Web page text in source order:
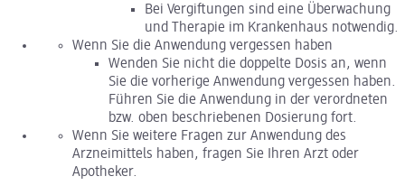
Bei Vergiftungen sind eine Überwachung
und Therapie im Krankenhaus notwendig.
Wenn Sie die Anwendung vergessen haben
Wenden Sie nicht die doppelte Dosis an, wenn
Sie die vorherige Anwendung vergessen haben.
Führen Sie die Anwendung in der verordneten
bzw. oben beschriebenen Dosierung fort.
Wenn Sie weitere Fragen zur Anwendung des
Arzneimittels haben, fragen Sie Ihren Arzt oder
Apotheker.